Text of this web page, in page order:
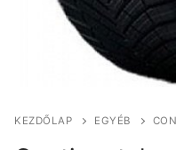
KEZDŐLAP EGYÉB